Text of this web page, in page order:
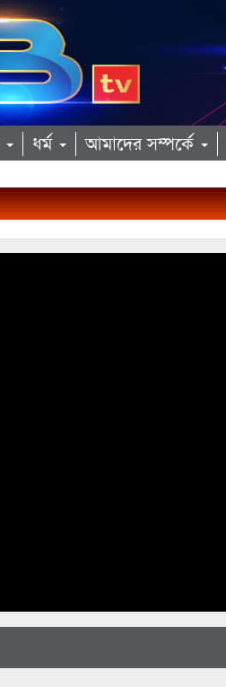
ধর্ম আমাদের সম্পর্কে